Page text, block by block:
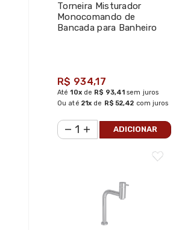
Torneira Misturador
Monocomando de
Bancada para Banheiro
R$ 934,17
Até10xde R$ 93,41 sem juros
Ou até 21x de R$ 52,42 com juros
ADICIONAR